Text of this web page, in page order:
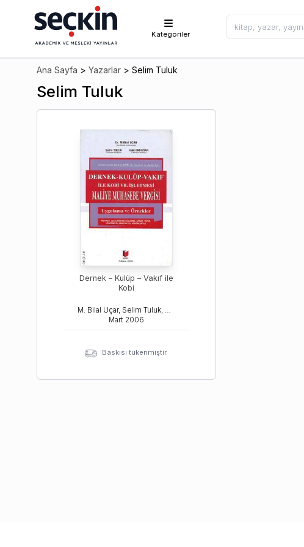
Kategoriler
Ana Sayfa > Yazarlar > Selim Tuluk
Selim Tuluk
Dernek – Kulüp – Vakıf ile
Kobi
M. Bilal Uçar, Selim Tuluk, Halil Erdoğan
Mart 2006
Baskısı tükenmiştir.